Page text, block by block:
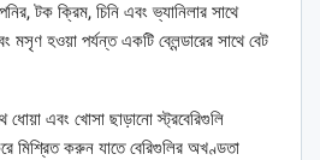
টক ক্রিম, চিনি এবং ভ্যানিলার সাথে
মসৃণ হওয়া পর্যন্ত একটি ব্লেন্ডারের সাথে বেট
ধোয়া এবং খোসা ছাড়ানো স্ট্রবেরিগুলি
করুন যাতে বেরিগুলির অখণ্ডতা